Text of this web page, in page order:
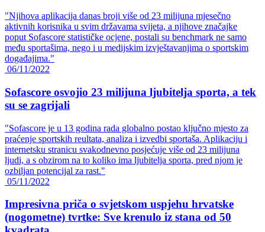
"Njihova aplikacija danas broji više od 23 milijuna mjesečno
aktivnih korisnika u svim državama svijeta, a njihove značajke
poput Sofascore statističke ocjene, postali su benchmark ne samo
među sportašima, nego i u medijskim izvještavanjima o sportskim
događajima."
06/11/2022
Sofascore osvojio 23 milijuna ljubitelja sporta, a tek
su se zagrijali
"Sofascore je u 13 godina rada globalno postao ključno mjesto za
praćenje sportskih reultata, analiza i izvedbi sportaša. Aplikaciju i
internetsku stranicu svakodnevno posjećuje više od 23 milijuna
ljudi, a s obzirom na to koliko ima ljubitelja sporta, pred njom je
ozbiljan potencijal za rast."
05/11/2022
Impresivna priča o svjetskom uspjehu hrvatske
(nogometne) tvrtke: Sve krenulo iz stana od 50